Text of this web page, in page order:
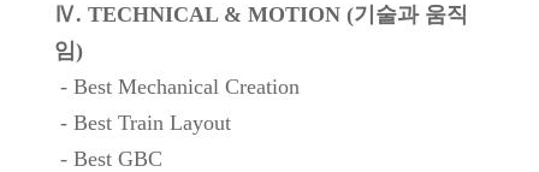
Ⅳ. TECHNICAL & MOTION (기술과 움직
임)
- Best Mechanical Creation
- Best Train Layout
- Best GBC